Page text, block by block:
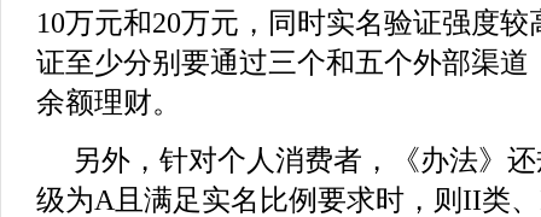
10万元和20万元，同时实名验证强度
证至少分别要通过三个和五个外部渠
余额理财。
另外，针对个人消费者，《办法》
级为A且满足实名比例要求时，则II类